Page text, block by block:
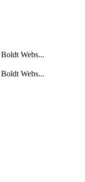
Webs...
Webs...